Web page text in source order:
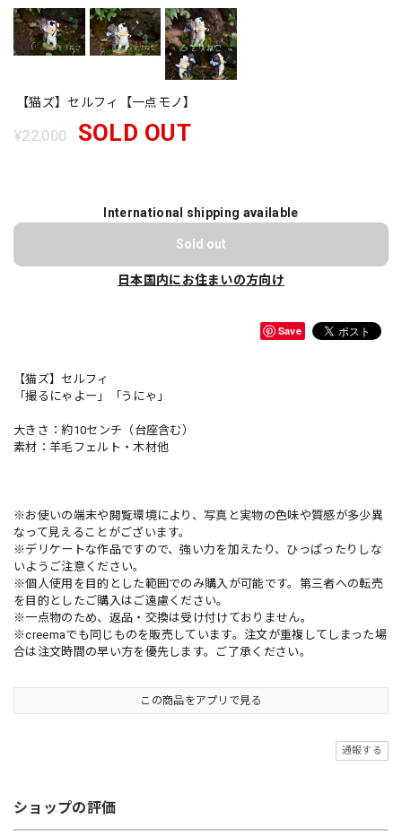
【猫ズ】セルフィ【一点モノ】
¥22,000 SOLD OUT
International shipping available
Sold out
日本国内にお住まいの方向け
Save
【猫ズ】セルフィ
「撮るにゃよー」「うにゃ」
大きさ：約10センチ（台座含む）
素材：羊毛フェルト・木材他
※お使いの端末や閲覧環境により、写真と実物の色味や質感が多少異
なって見えることがございます。
※デリケートな作品ですので、強い力を加えたり、ひっぱったりしな
いようご注意ください。
※個人使用を目的とした範囲でのみ購入が可能です。第三者への転売
を目的としたご購入はご遠慮ください。
※一点物のため、返品・交換は受け付けておりません。
※creemaでも同じものを販売しています。注文が重複してしまった場
合は注文時間の早い方を優先します。ご了承ください。
この商品をアプリで見る
通報する
ショップの評価